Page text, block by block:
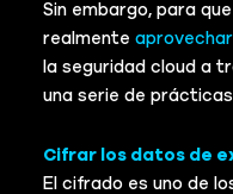
Sin embargo, para
realmente
la seguridad cloud a
una serie de
Cifrar los datos de
El cifrado es uno de